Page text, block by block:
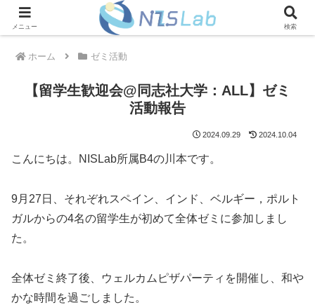
ホーム ゼミ活動
【留学生歓迎会@同志社大学：ALL】ゼミ
活動報告
2024.09.29 2024.10.04
こんにちは。NISLab所属B4の川本です。
9月27日、それぞれスペイン、インド、ベルギー，ポルト
ガルからの4名の留学生が初めて全体ゼミに参加しまし
た。
全体ゼミ終了後、ウェルカムピザパーティを開催し、和や
かな時間を過ごしました。
メニュー 検索